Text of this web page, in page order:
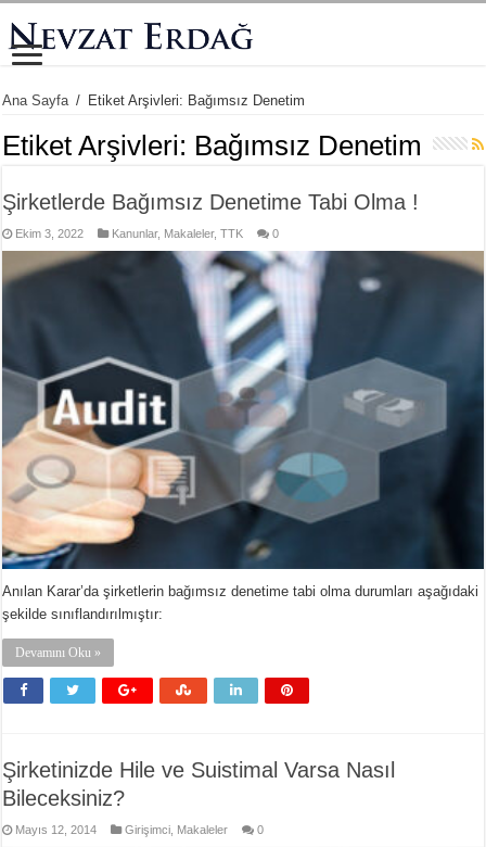
Ana Sayfa / Etiket Arşivleri: Bağımsız Denetim
Etiket Arşivleri: Bağımsız Denetim
Şirketlerde Bağımsız Denetime Tabi Olma !
Ekim 3, 2022 Kanunlar, Makaleler,TTK 0
Anılan Karar’da şirketlerin bağımsız denetime tabi olma durumları aşağıdaki
şekilde sınıflandırılmıştır:
Devamını Oku »
Şirketinizde Hile ve Suistimal Varsa Nasıl
Bileceksiniz?
Mayıs 12, 2014 Girişimci Makaleler 0